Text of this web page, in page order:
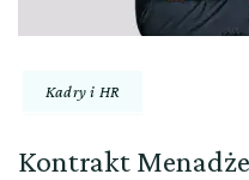
Kadry i HR
Kontrakt